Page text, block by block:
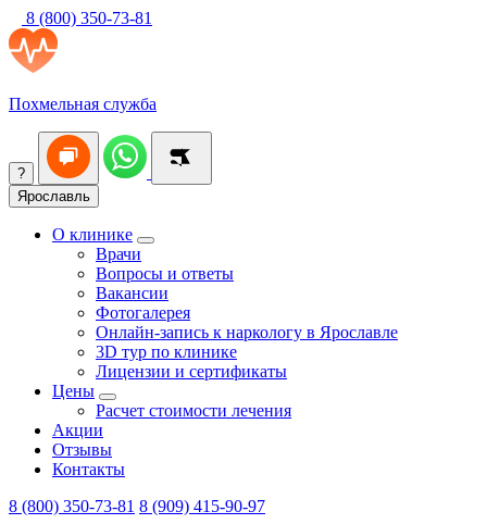
8 (800) 350-73-81
Похмельная служба
?
Ярославль
О клинике
Врачи
Вопросы и ответы
Вакансии
Фотогалерея
Онлайн-запись к наркологу в Ярославле
3D тур по клинике
Лицензии и сертификаты
Цены
Расчет стоимости лечения
Акции
Отзывы
Контакты
8 (800) 350-73-81 8 (909) 415-90-97